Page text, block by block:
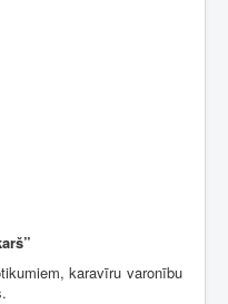
karavīru varonību